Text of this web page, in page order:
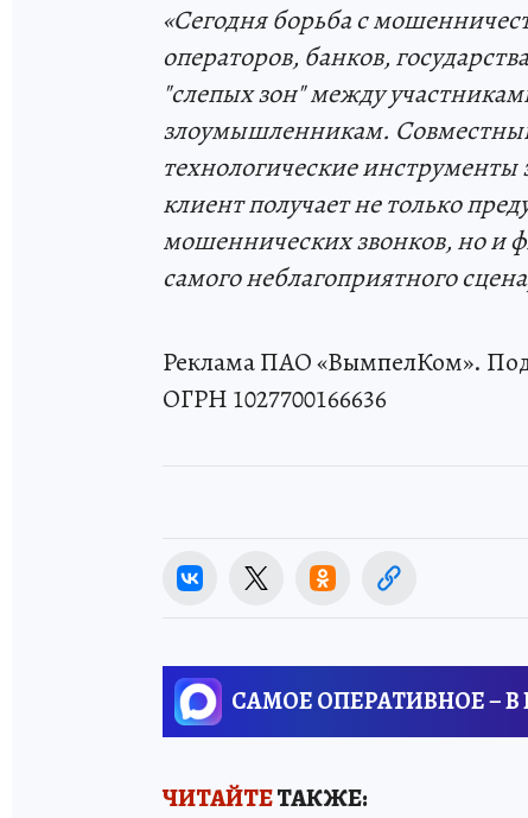
«Сегодня борьба с
операторов, банков,
"слепых зон" между
злоумышленникам.
технологические
клиент получает не только
мошеннических звонков, но и
самого неблагоприятного
Реклама ПАО «ВымпелКом».
ОГРН 1027700166636
САМОЕ ОПЕРАТИВНОЕ –
ЧИТАЙТЕТАКЖЕ: